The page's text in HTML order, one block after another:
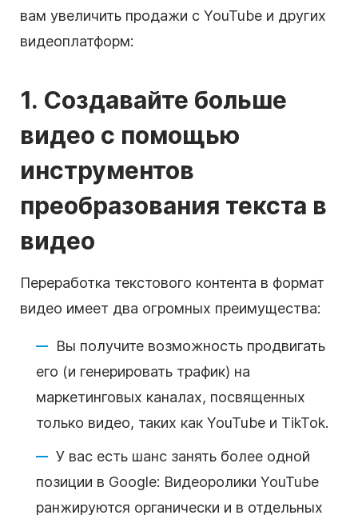
вам увеличить продажи с YouTube и других
видеоплатформ:
1. Создавайте больше
видео с помощью
инструментов
преобразования текста в
видео
Переработка текстового контента в формат
видео имеет два огромных преимущества:
Вы получите возможность продвигать
его (и генерировать трафик) на
маркетинговых каналах, посвященных
только видео, таких как YouTube и TikTok.
У вас есть шанс занять более одной
позиции в Google: Видеоролики YouTube
ранжируются органически и в отдельных